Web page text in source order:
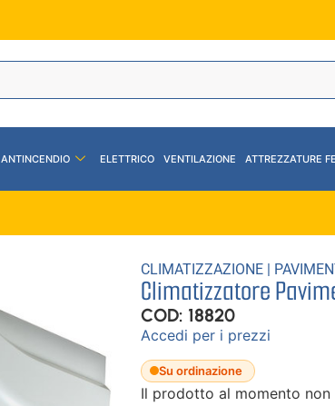
ANTINCENDIO ELETTRICO VENTILAZIONE ATTREZZATURE
CLIMATIZZAZIONE |
Climatizzatore
COD: 18820
Accedi per i prezzi
Su ordinazione
Il prodotto al momento